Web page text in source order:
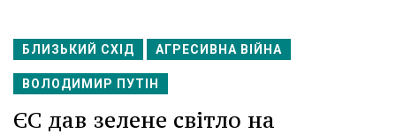
БЛИЗЬКИЙ СХІД АГРЕСИВНА ВІЙНА
ВОЛОДИМИР ПУТІН
ЄС дав зелене світло на